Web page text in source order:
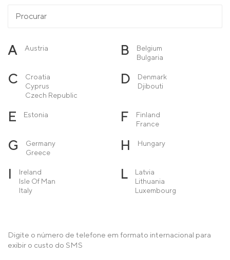
A Austria B
Belgium
Bulgaria
C
Croatia
Cyprus
Czech Republic
D
Denmark
Djibouti
E Estonia F
Finland
France
G
Germany
Greece
H Hungary
I
Ireland
Isle Of Man
Italy
L
Latvia
Lithuania
Luxembourg
Monaco
Montenegro
Digite o número de telefone em formato internacional para
exibir o custo do SMS